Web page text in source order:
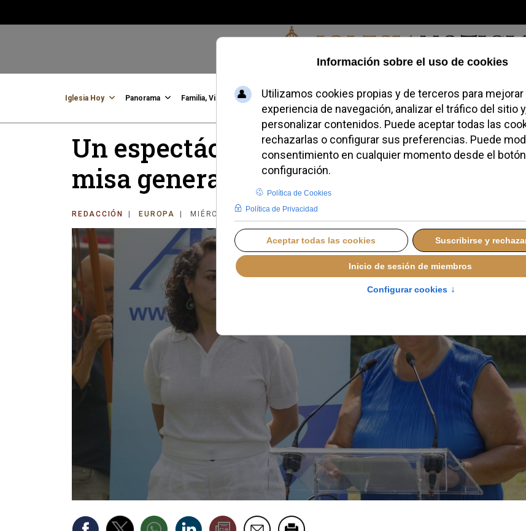
Sábado, 08 de agosto de 2026
Iglesia Hoy Panorama Familia, Vida, Identidad Credofobiómetro Blogs Temas Buscar #JovenesConFe
Un espectáculo de Drag Queen tras la
misa genera polémica en Carpi
REDACCIÓN EUROPA MIÉRCOLES, 20 AGOSTO 2025 18:30